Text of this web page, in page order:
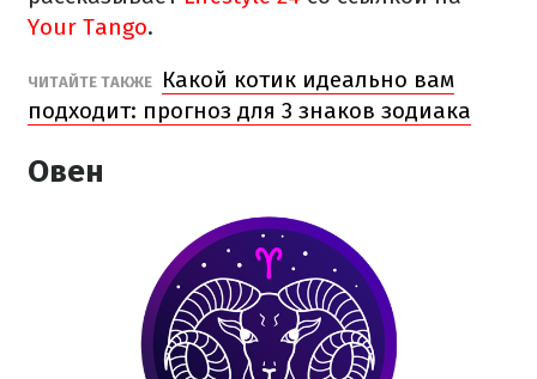
Your Tango.
ЧИТАЙТЕ ТАКЖЕ
Какой котик идеально вам
подходит: прогноз для 3 знаков зодиака
Овен